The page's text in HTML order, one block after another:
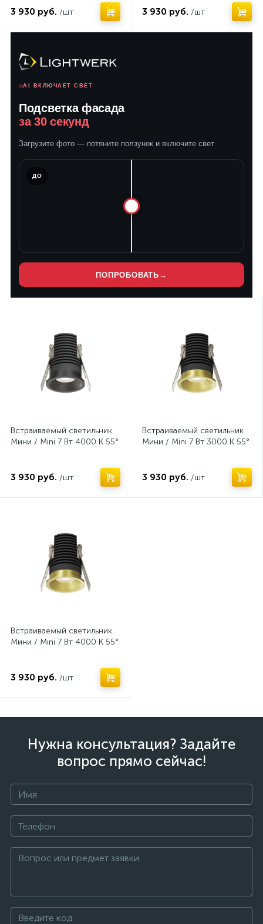
3 930 руб. /шт 3 930 руб. /шт
AI ВКЛЮЧАЕТ СВЕТ
Подсветка фасада
за 30 секунд
Загрузите фото — потяните ползунок и включите свет
ДО
ПОПРОБОВАТЬ →
Встраиваемый светильник
Мини / Mini 7 Вт 4000 К 55°
3 930 руб. /шт
Встраиваемый светильник
Мини / Mini 7 Вт 3000 К 55°
3 930 руб. /шт
Встраиваемый светильник
Мини / Mini 7 Вт 4000 К 55°
3 930 руб. /шт
Нужна консультация? Задайте
вопрос прямо сейчас!